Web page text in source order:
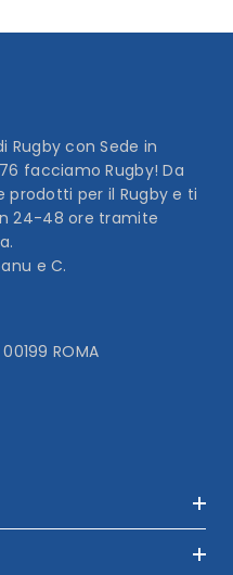
Rugby con Sede in
facciamo Rugby! Da
per il Rugby e ti
24-48 ore tramite
e C.
ROMA